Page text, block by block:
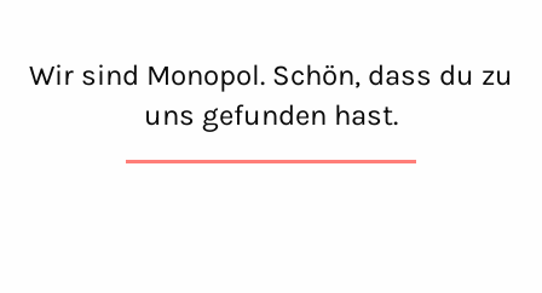
Wir sind Monopol. Schön, dass du zu
uns gefunden hast.